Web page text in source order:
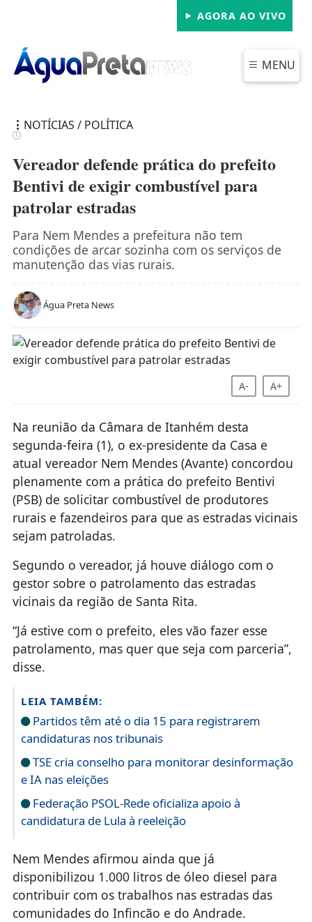
AGORA AO VIVO
MENU
NOTÍCIAS / POLÍTICA
Vereador defende prática do prefeito
Bentivi de exigir combustível para
patrolar estradas
Para Nem Mendes a prefeitura não tem
condições de arcar sozinha com os serviços de
manutenção das vias rurais.
Água Preta News
A- A+
Na reunião da Câmara de Itanhém desta
segunda-feira (1), o ex-presidente da Casa e
atual vereador Nem Mendes (Avante) concordou
plenamente com a prática do prefeito Bentivi
(PSB) de solicitar combustível de produtores
rurais e fazendeiros para que as estradas vicinais
sejam patroladas.
Segundo o vereador, já houve diálogo com o
gestor sobre o patrolamento das estradas
vicinais da região de Santa Rita.
“Já estive com o prefeito, eles vão fazer esse
patrolamento, mas quer que seja com parceria”,
disse.
LEIA TAMBÉM:
Partidos têm até o dia 15 para registrarem
candidaturas nos tribunais
TSE cria conselho para monitorar desinformação
e IA nas eleições
Federação PSOL-Rede oficializa apoio à
candidatura de Lula à reeleição
Nem Mendes afirmou ainda que já
disponibilizou 1.000 litros de óleo diesel para
contribuir com os trabalhos nas estradas das
comunidades do Infincão e do Andrade.